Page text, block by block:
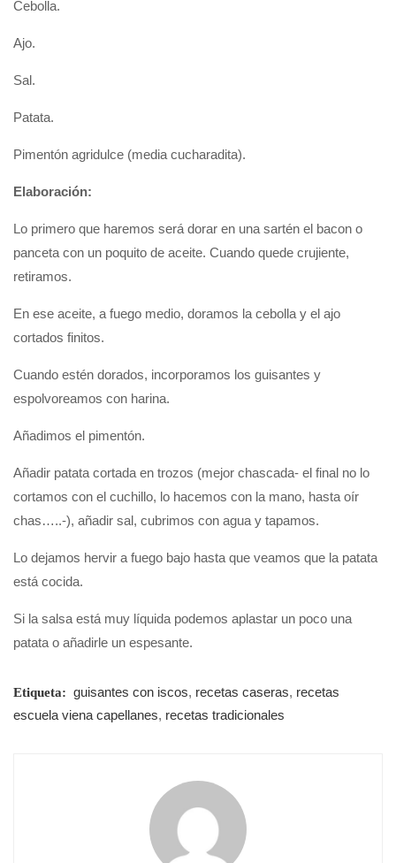
Cebolla.
Ajo.
Sal.
Patata.
Pimentón agridulce (media cucharadita).
Elaboración:
Lo primero que haremos será dorar en una sartén el bacon o
panceta con un poquito de aceite. Cuando quede crujiente,
retiramos.
En ese aceite, a fuego medio, doramos la cebolla y el ajo
cortados finitos.
Cuando estén dorados, incorporamos los guisantes y
espolvoreamos con harina.
Añadimos el pimentón.
Añadir patata cortada en trozos (mejor chascada- el final no lo
cortamos con el cuchillo, lo hacemos con la mano, hasta oír
chas…..-), añadir sal, cubrimos con agua y tapamos.
Lo dejamos hervir a fuego bajo hasta que veamos que la patata
está cocida.
Si la salsa está muy líquida podemos aplastar un poco una
patata o añadirle un espesante.
Etiqueta: guisantes con iscos, recetas caseras, recetas
escuela viena capellanes, recetas tradicionales